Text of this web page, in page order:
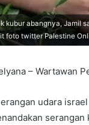
kubur abangnya, Jamil
foto twitter Palestine
– Wartawan
udara